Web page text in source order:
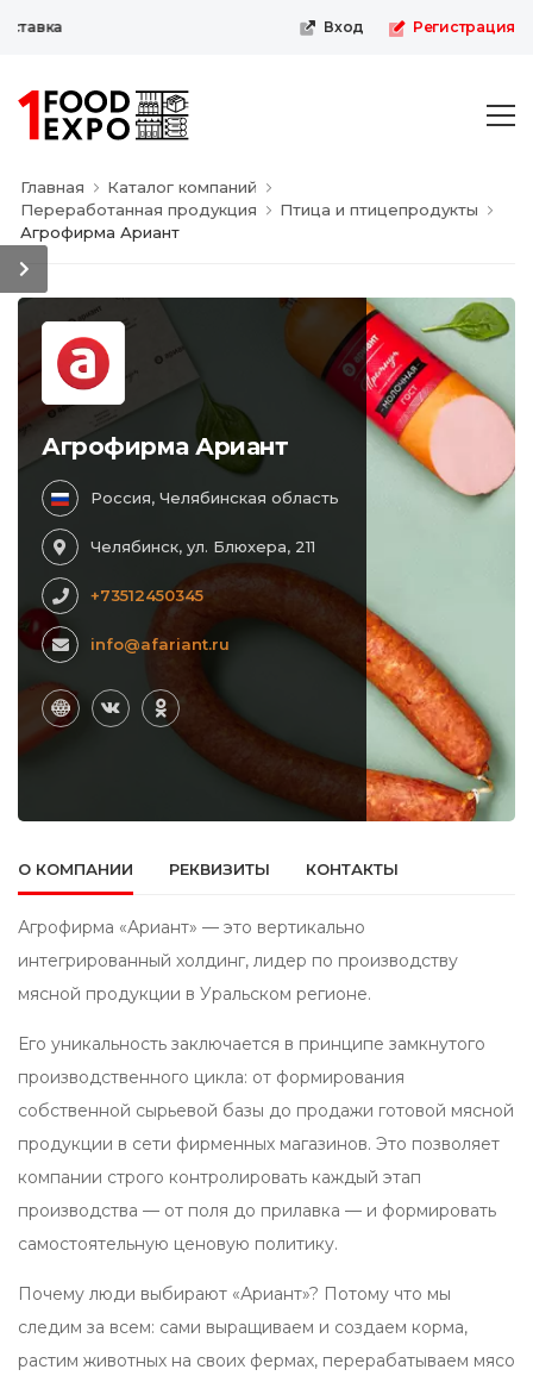
Вход Регистрация
Главная
Каталог компаний
Переработанная продукция
Птица и птицепродукты
Агрофирма Ариант
Агрофирма Ариант
Россия, Челябинская область
Челябинск, ул. Блюхера, 211
+73512450345
info@afariant.ru
О КОМПАНИИ РЕКВИЗИТЫ КОНТАКТЫ
Агрофирма «Ариант» — это вертикально
интегрированный холдинг, лидер по производству
мясной продукции в Уральском регионе.
Его уникальность заключается в принципе замкнутого
производственного цикла: от формирования
собственной сырьевой базы до продажи готовой мясной
продукции в сети фирменных магазинов. Это позволяет
компании строго контролировать каждый этап
производства — от поля до прилавка — и формировать
самостоятельную ценовую политику.
Почему люди выбирают «Ариант»? Потому что мы
следим за всем: сами выращиваем и создаем корма,
растим животных на своих фермах, перерабатываем мясо